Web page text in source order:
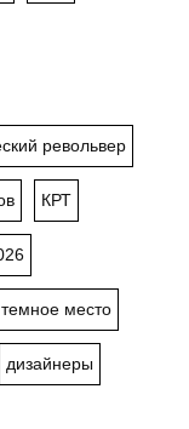
револьвер
КРТ
темное место
дизайнеры